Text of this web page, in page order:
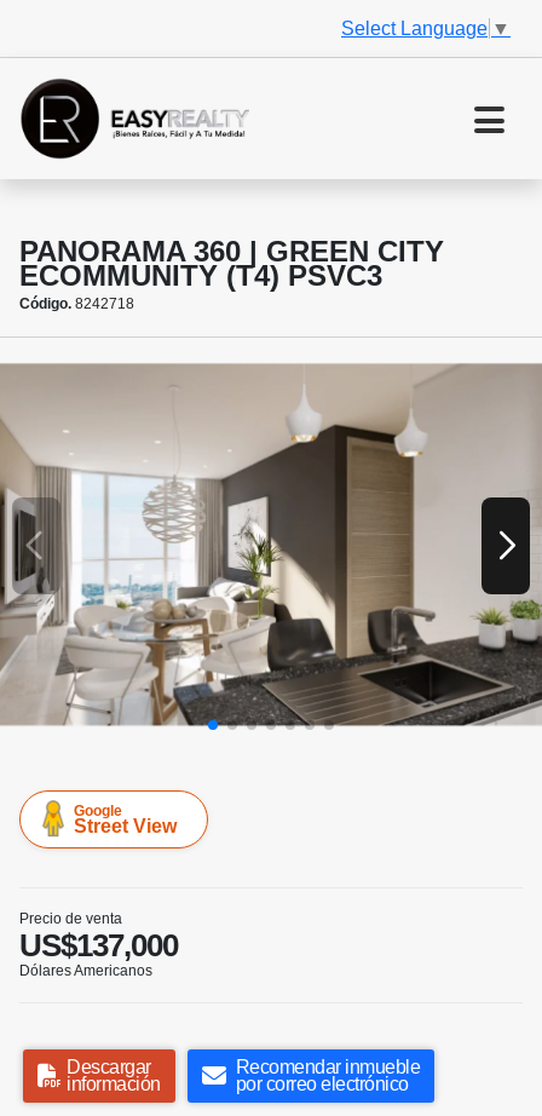
Select Language ▼
PANORAMA 360 | GREEN CITY
ECOMMUNITY (T4) PSVC3
Código. 8242718
Google
Street View
Precio de venta
US$137,000
Dólares Americanos
Descargar
información
Recomendar inmueble
por correo electrónico